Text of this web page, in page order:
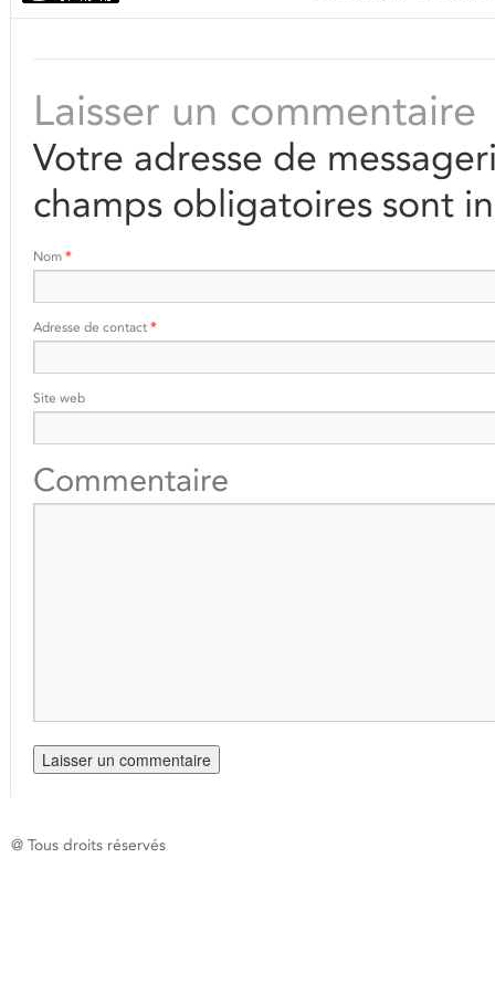
Laisser un commentaire
Votre adresse de
champs obligatoires sont
Nom *
Adresse de contact *
Site web
Commentaire
@ Tous droits réservés